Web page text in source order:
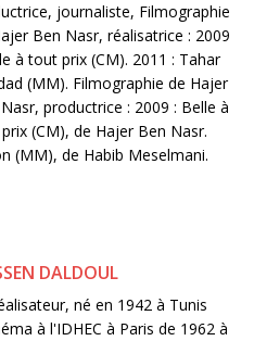
journaliste, Filmographie
Ben Nasr, réalisatrice : 2009
à tout prix (CM). 2011 : Tahar
(MM). Filmographie de Hajer
productrice : 2009 : Belle à
(CM), de Hajer Ben Nasr.
(MM), de Habib Meselmani.
DALDOUL
né en 1942 à Tunis
à l'IDHEC à Paris de 1962 à